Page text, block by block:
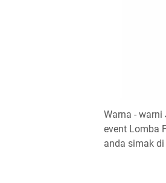
Warna -
event Lomba
anda simak